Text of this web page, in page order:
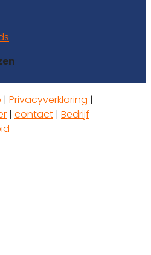
| Privacyverklaring |
| contact | Bedrijf